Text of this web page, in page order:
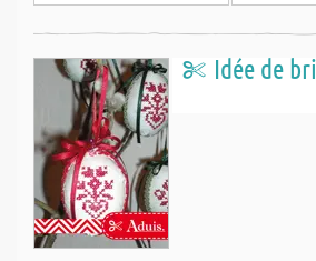
Idée de